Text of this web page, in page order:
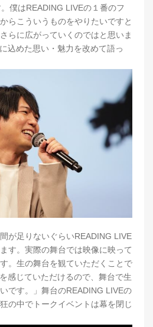
僕はREADING LIVEの１番のフ
らこういうものをやりたいですと
らに広がっていくのではと思いま
込めた思い・魅力を改めて語っ
が足りないぐらいREADING LIVE
す。実際の舞台では映像に映って
。生の舞台を観ていただくことで
感じていただけるので、舞台で生
です。」舞台のREADING LIVEの
の中でトークイベントは幕を閉じ